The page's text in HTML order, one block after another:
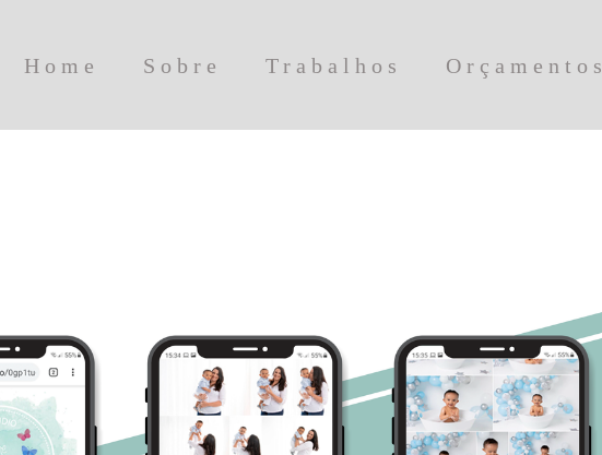
Home Sobre Trabalhos Orçamentos